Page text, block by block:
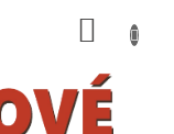
KOŠÍK